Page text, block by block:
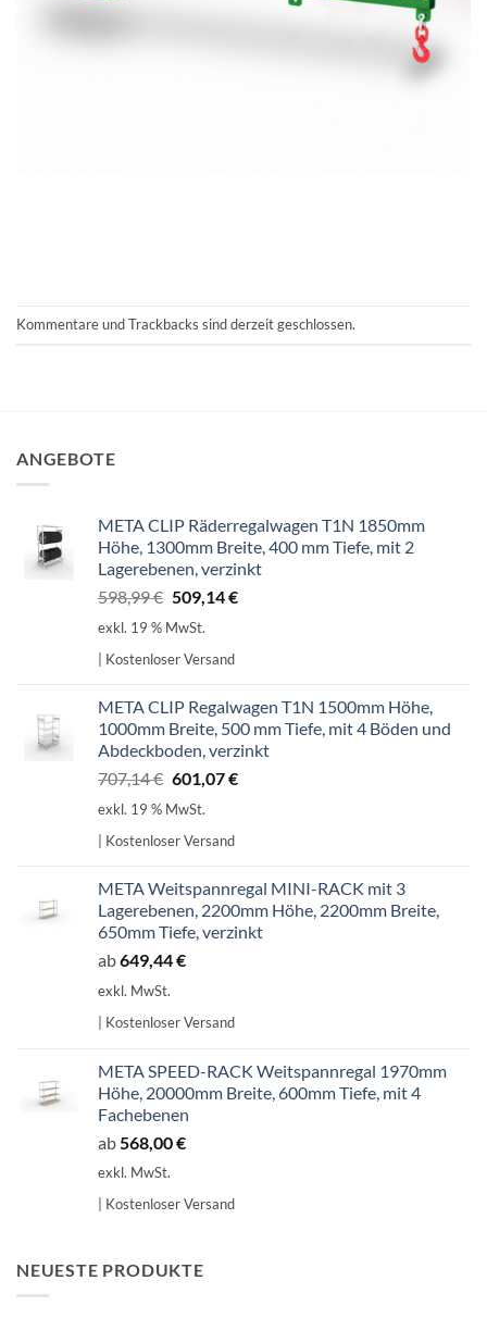
Kommentare und Trackbacks sind derzeit geschlossen.
ANGEBOTE
META CLIP Räderregalwagen T1N 1850mm
Höhe, 1300mm Breite, 400 mm Tiefe, mit 2
Lagerebenen, verzinkt
598,99€ Ursprünglicher
Preis
598,99 €
509,14€Aktueller
exkl. 19 % MwSt.
| Kostenloser Versand
META CLIP Regalwagen T1N 1500mm Höhe,
1000mm Breite, 500 mm Tiefe, mit 4 Böden und
Abdeckboden, verzinkt
707,14€ Ursprünglicher
Preis
707,14 €
601,07€Aktueller
exkl. 19 % MwSt.
| Kostenloser Versand
META Weitspannregal MINI-RACK mit 3
Lagerebenen, 2200mm Höhe, 2200mm Breite,
650mm Tiefe, verzinkt
ab649,44€
exkl. MwSt.
| Kostenloser Versand
META SPEED-RACK Weitspannregal 1970mm
Höhe, 20000mm Breite, 600mm Tiefe, mit 4
Fachebenen
ab 568,00€
exkl. MwSt.
| Kostenloser Versand
NEUESTE PRODUKTE